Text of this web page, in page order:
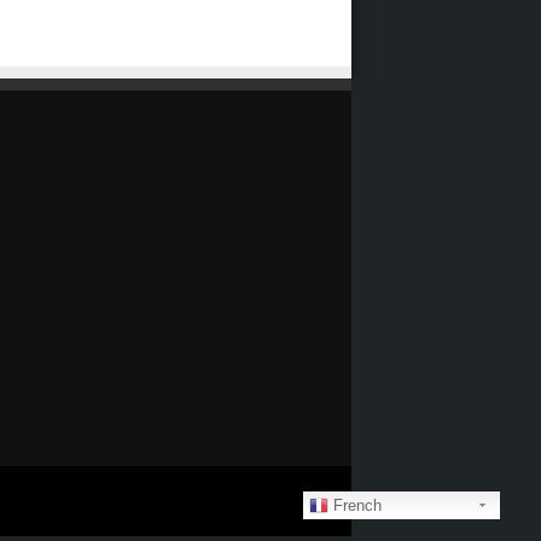
French